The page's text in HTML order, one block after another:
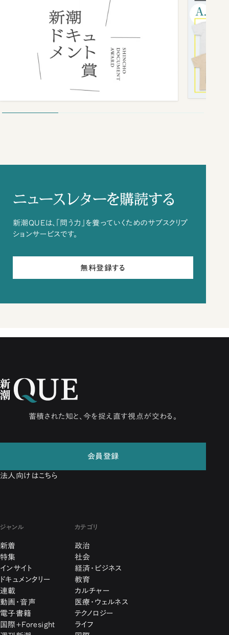
ニュースレターを購読する
新潮QUEは、「問う力」を養っていくためのサブスクリプ
ションサービスです。
無料登録する
蓄積された知と、今を捉え直す視点が交わる。
会員登録
法人向けはこちら
ジャンル
新着
特集
インサイト
ドキュメンタリー
連載
動画・音声
電子書籍
国際+Foresight
カテゴリ
政治
社会
経済・ビジネス
教育
カルチャー
医療・ウェルネス
テクノロジー
ライフ